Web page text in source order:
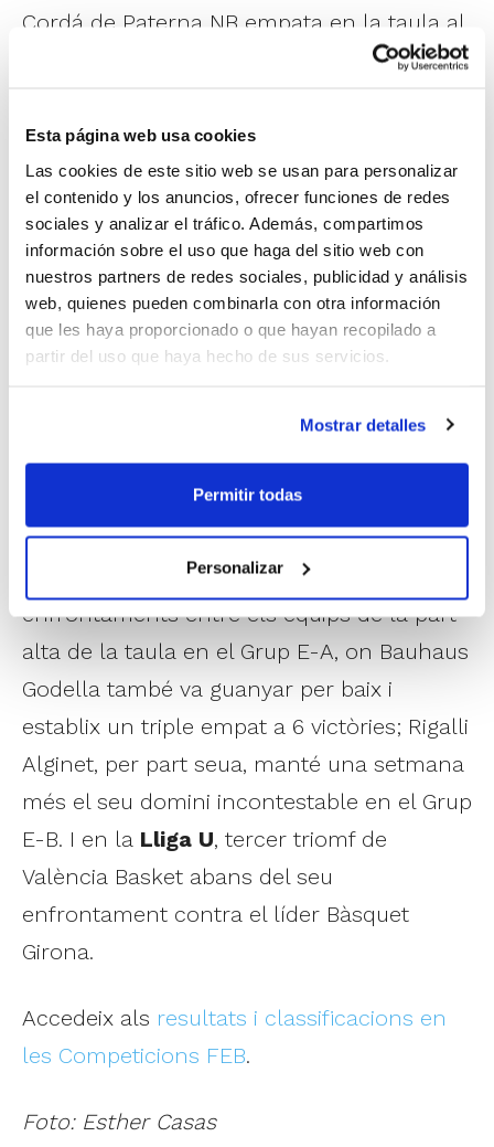
Esta página web usa cookies
Las cookies de este sitio web se usan para personalizar
el contenido y los anuncios, ofrecer funciones de redes
sociales y analizar el tráfico. Además, compartimos
información sobre el uso que haga del sitio web con
nuestros partners de redes sociales, publicidad y análisis
web, quienes pueden combinarla con otra información
que les haya proporcionado o que hayan recopilado a
partir del uso que haya hecho de sus servicios.
Mostrar detalles
Permitir todas
Personalizar
Cordá de Paterna NB empata en la taula al
LF Challenge,
Benimaclet veu com el líder talla la bona
ratxa de triomfs amb la qual havien
començat el nou any.
En les competicions masculines, HLA
Alacant seguix sense poder sumar en
Primera FEB. En Segona FEB, dos victòries
Castelló, que continua líder, i Proinbeni
UPB Gandia; mentres que les derrotes les
van encaixar CEB Llíria i Maderas Sorlí
Benicarló. EnTercera FEB, CB Port Sagunt
continua eixint victoriós dels
enfrontaments entre els equips de la part
alta de la taula en el Grup E-A, on Bauhaus
Godella també va guanyar per baix i
establix un triple empat a 6 victòries; Rigalli
Alginet, per part seua, manté una setmana
més el seu domini incontestable en el Grup
E-B. I en la Lliga U, tercer triomf de
València Basket abans del seu
enfrontament contra el líder Bàsquet
Girona.
Accedeix als resultats i classificacions en
les Competicions FEB.
Foto: Esther Casas